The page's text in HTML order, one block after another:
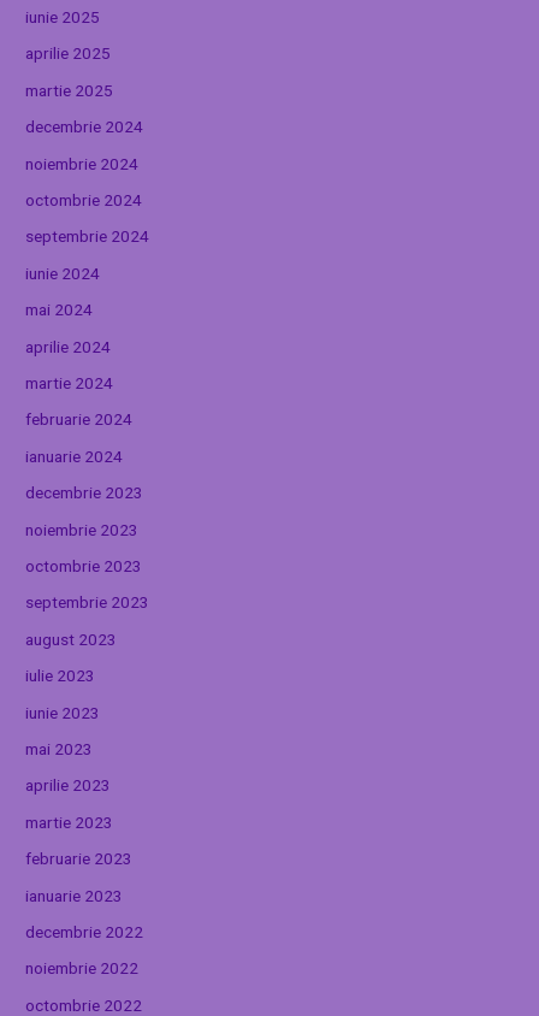
iunie 2025
aprilie 2025
martie 2025
decembrie 2024
noiembrie 2024
octombrie 2024
septembrie 2024
iunie 2024
mai 2024
aprilie 2024
martie 2024
februarie 2024
ianuarie 2024
decembrie 2023
noiembrie 2023
octombrie 2023
septembrie 2023
august 2023
iulie 2023
iunie 2023
mai 2023
aprilie 2023
martie 2023
februarie 2023
ianuarie 2023
decembrie 2022
noiembrie 2022
octombrie 2022